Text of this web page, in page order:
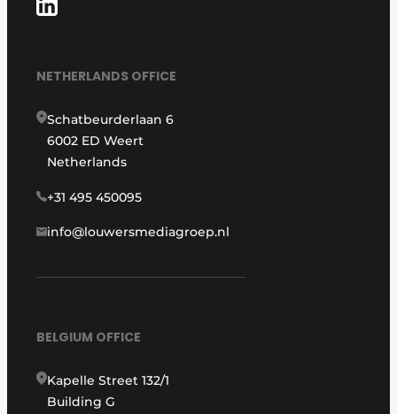
NETHERLANDS OFFICE
Schatbeurderlaan 6
6002 ED Weert
Netherlands
+31 495 450095
info@louwersmediagroep.nl
BELGIUM OFFICE
Kapelle Street 132/1
Building G